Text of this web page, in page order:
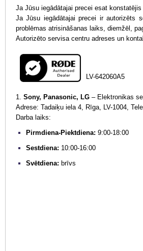
Ja Jūsu iegādātajai precei esat
Ja Jūsu iegādātajai precei ir autorizēts
problēmas atrisināšanas laiks, diemžēl,
Autorizēto servisa centru adreses un
LV-642060A5
1. Sony, Panasonic, LG – Elektronikas
Adrese: Tadaiķu iela 4, Rīga, LV-1004,
Darba laiks:
Pirmdiena-Piektdiena: 9:00-18:00
Sestdiena: 10:00-16:00
Svētdiena: brīvs